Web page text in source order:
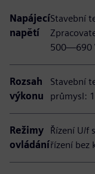
Napájecí
napětí
Stavební
500—690
Rozsah
výkonu
Stavební
průmysl:
Režimy
ovládání
Řízení U/f
řízení bez